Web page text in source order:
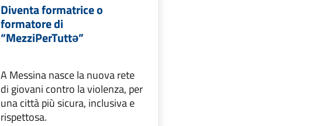
Diventa formatrice o
formatore di
“MezziPerTuttə”
A Messina nasce la nuova rete
di giovani contro la violenza, per
una città più sicura, inclusiva e
rispettosa.